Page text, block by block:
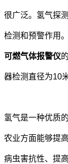
很广泛。氢气探
检测和预警作用
可燃气体报警仪
器检测直径为10米
氢气是一种优质
农业方面能够提
病虫害抗性、提